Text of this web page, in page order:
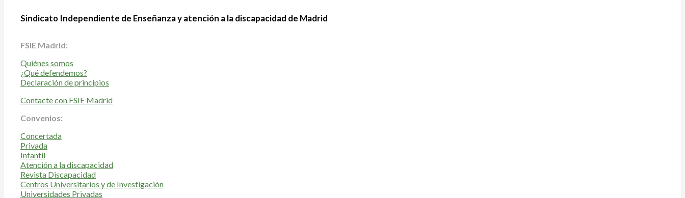
Sindicato Independiente de Enseñanza y atención a la discapacidad de Madrid
FSIE Madrid:
Quiénes somos
¿Qué defendemos?
Declaración de principios
Contacte con FSIE Madrid
Convenios:
Concertada
Privada
Infantil
Atención a la discapacidad
Revista Discapacidad
Centros Universitarios y de Investigación
Universidades Privadas